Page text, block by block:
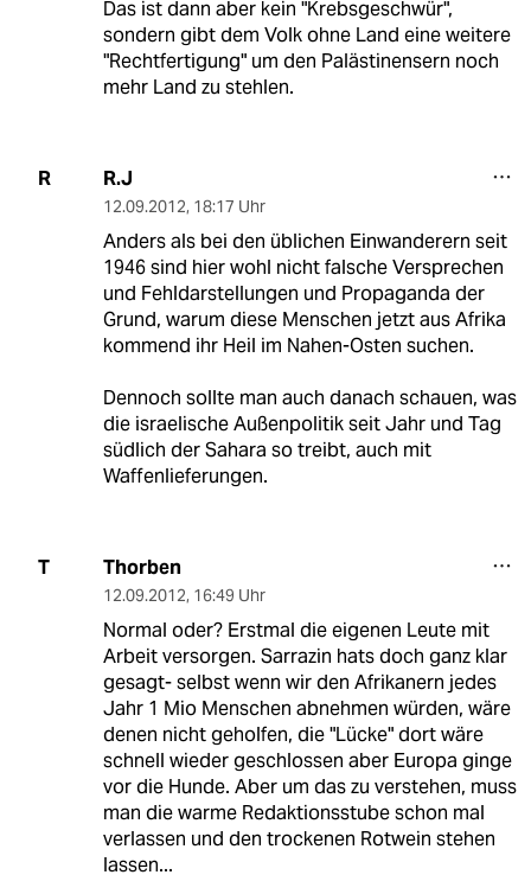
Das ist dann aber kein "Krebsgeschwür",
sondern gibt dem Volk ohne Land eine weitere
"Rechtfertigung" um den Palästinensern noch
mehr Land zu stehlen.
R R.J
12.09.2012, 18:17 Uhr
Anders als bei den üblichen Einwanderern seit
1946 sind hier wohl nicht falsche Versprechen
und Fehldarstellungen und Propaganda der
Grund, warum diese Menschen jetzt aus Afrika
kommend ihr Heil im Nahen-Osten suchen.
Dennoch sollte man auch danach schauen, was
die israelische Außenpolitik seit Jahr und Tag
südlich der Sahara so treibt, auch mit
Waffenlieferungen.
T Thorben
12.09.2012, 16:49 Uhr
Normal oder? Erstmal die eigenen Leute mit
Arbeit versorgen. Sarrazin hats doch ganz klar
gesagt- selbst wenn wir den Afrikanern jedes
Jahr 1 Mio Menschen abnehmen würden, wäre
denen nicht geholfen, die "Lücke" dort wäre
schnell wieder geschlossen aber Europa ginge
vor die Hunde. Aber um das zu verstehen, muss
man die warme Redaktionsstube schon mal
verlassen und den trockenen Rotwein stehen
lassen...